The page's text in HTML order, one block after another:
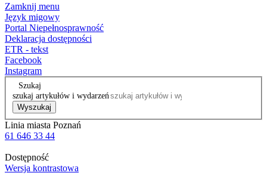
Zamknij menu
Język migowy
Portal Niepełnosprawność
Deklaracja dostępności
ETR - tekst
Facebook
Instagram
Szukaj
szukaj artykułów i wydarzeń
Wyszukaj
Linia miasta Poznań
61 646 33 44
Dostępność
Wersja kontrastowa